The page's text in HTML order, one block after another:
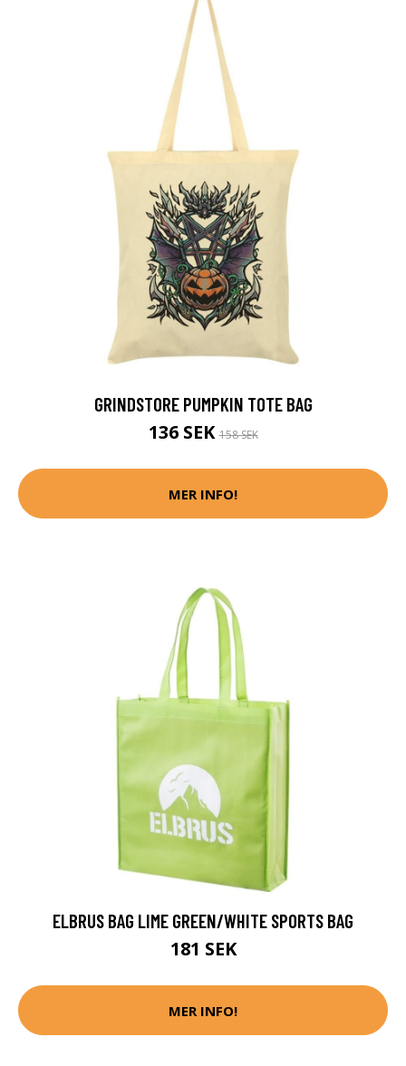
GRINDSTORE PUMPKIN TOTE BAG
136 SEK158 SEK
MER INFO!
ELBRUS BAG LIME GREEN/WHITE SPORTS BAG
181 SEK
MER INFO!